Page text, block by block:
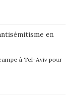
en
à Tel-Aviv pour